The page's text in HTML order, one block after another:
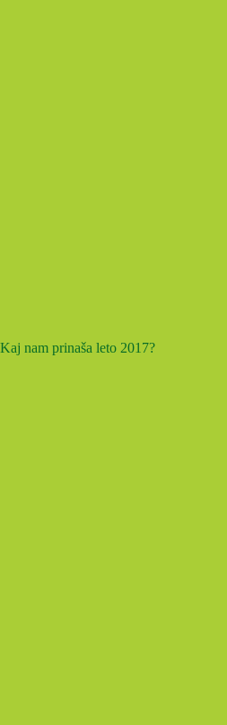
Kaj nam prinaša leto 2017?